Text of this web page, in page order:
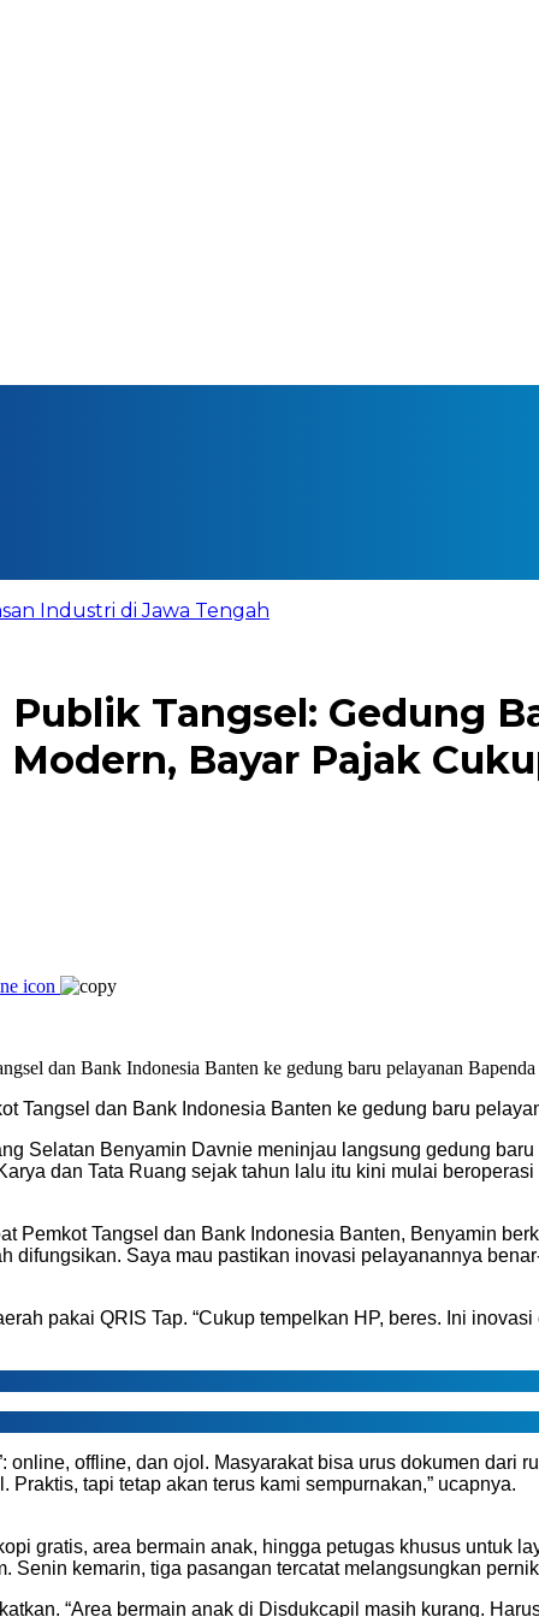
Industri di Jawa Tengah
Tangsel: Gedung
Bayar Pajak
Tangsel dan Bank Indonesia Banten ke gedung baru
Selatan Benyamin Davnie meninjau langsung gedung
dan Tata Ruang sejak tahun lalu itu kini mulai
Pemkot Tangsel dan Bank Indonesia Banten, Benyamin
difungsikan. Saya mau pastikan inovasi pelayanannya
pakai QRIS Tap. “Cukup tempelkan HP, beres. Ini
offline, dan ojol. Masyarakat bisa urus dokumen dari
tapi tetap akan terus kami sempurnakan,” ucapnya.
gratis, area bermain anak, hingga petugas khusus untuk
kemarin, tiga pasangan tercatat melangsungkan
“Area bermain anak di Disdukcapil masih kurang.